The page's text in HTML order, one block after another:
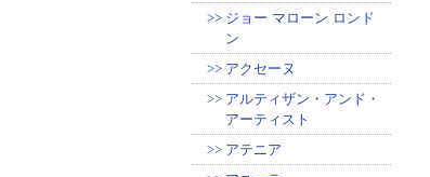
ジョー マローン ロンド
ン
アクセーヌ
アルティザン・アンド・
アーティスト
アテニア